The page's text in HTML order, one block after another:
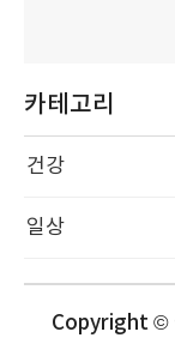
카테고리
건강
일상
Copyright ©